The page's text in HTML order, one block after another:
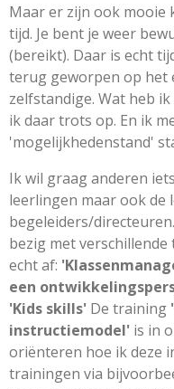
Maar er zijn ook mooie
tijd. Je bent je weer
(bereikt). Daar is echt
terug geworpen op het
zelfstandige. Wat heb
ik daar trots op. En ik
'mogelijkhedenstand'
Ik wil graag anderen
leerlingen maar ook
begeleiders/
bezig met
echt af:
een
'Kids skills' De training
instructiemodel' is in
oriënteren hoe ik deze
trainingen via